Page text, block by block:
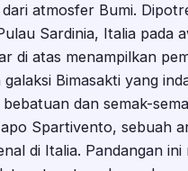
atmosfer Bumi.
Sardinia, Italia pada
di atas menampilkan
Bimasakti yang
dan semak-
Spartivento, sebuah
di Italia. Pandangan ini